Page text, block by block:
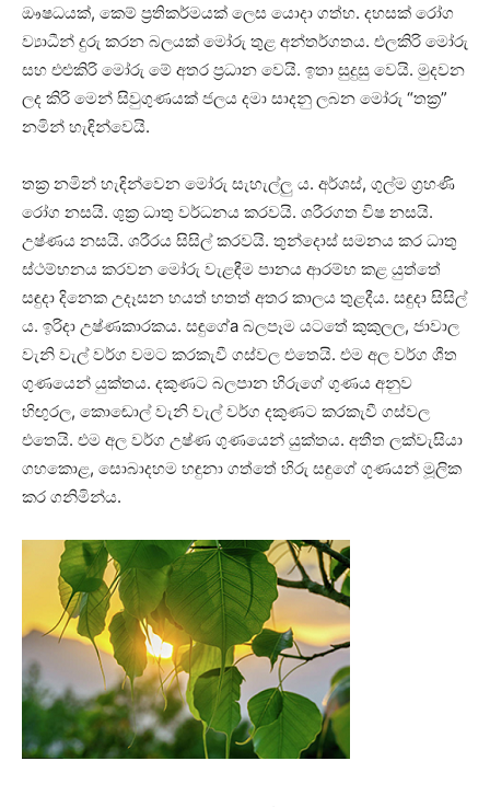
ඖෂධයක්‌, කෙම් ප්‍රතිකර්මයක්‌ ලෙස යොදා ගත්හ. දහසක්‌ රෝග
ව්‍යාධීන් දුරු කරන බලයක්‌ මෝරු තුළ අන්තර්ගතය. එලකිරි මෝරු
සහ එළුකිරි මෝරු මේ අතර ප්‍රධාන වෙයි. ඉතා සුදුසු වෙයි. මුදවන
ලද කිරි මෙන් සිවුගුණයක්‌ ජලය දමා සාදනු ලබන මෝරු “තක්‍ර”
නමින් හැඳින්වෙයි.
තක්‍ර නමින් හැඳින්වෙන මෝරු සැහැල්ලු ය. අර්ශස්‌, ගුල්ම ග්‍රහණි
රෝග නසයි. ශුක්‍ර ධාතු වර්ධනය කරවයි. ශරීරගත විෂ නසයි.
උෂ්ණය නසයි. ශරීරය සිසිල් කරවයි. තුන්දොස්‌ සමනය කර ධාතු
ස්‌ථම්භනය කරවන මෝරු වැළඳීම පානය ආරම්භ කළ යුත්තේ
සඳුදා දිනෙක උදෑසන හයත් හතත් අතර කාලය තුළදීය. සඳුදා සිසිල්
ය. ඉරිදා උෂ්ණකාරකය. සඳුගේa බලපෑම යටතේ කුකුලල, ජාවාල
වැනි වැල් වර්ග වමට කරකැවී ගස්‌වල එතෙයි. එම අල වර්ග ශීත
ගුණයෙන් යුක්‌තය. දකුණට බලපාන හිරුගේ ගුණය අනුව
හිඟුරල, කොඬොල් වැනි වැල් වර්ග දකුණට කරකැවී ගස්‌වල
එතෙයි. එම අල වර්ග උෂ්ණ ගුණයෙන් යුක්‌තය. අතීත ලක්‌වැසියා
ගහකොළ, සොබාදහම හඳුනා ගත්තේ හිරු සඳුගේ ගූණයන් මූලික
කර ගනිමින්ය.